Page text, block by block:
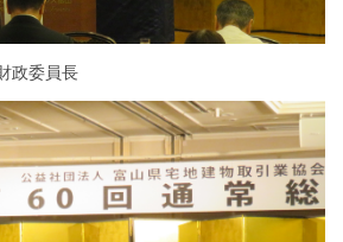
政委員長